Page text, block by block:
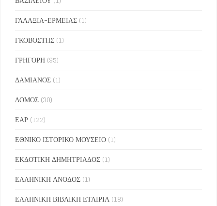
ΓΑΛΑΞΙΑ-ΕΡΜΕΙΑΣ (1)
ΓΚΟΒΟΣΤΗΣ (1)
ΓΡΗΓΟΡΗ (95)
ΔΑΜΙΑΝΟΣ (1)
ΔΟΜΟΣ (30)
ΕΑΡ (122)
ΕΘΝΙΚΟ ΙΣΤΟΡΙΚΟ ΜΟΥΣΕΙΟ (1)
ΕΚΔΟΤΙΚΗ ΔΗΜΗΤΡΙΑΔΟΣ (1)
ΕΛΛΗΝΙΚΗ ΑΝΟΔΟΣ (1)
ΕΛΛΗΝΙΚΗ ΒΙΒΛΙΚΗ ΕΤΑΙΡΙΑ (18)